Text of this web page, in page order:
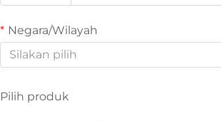
Negara/Wilayah
Silakan pilih
Pilih produk